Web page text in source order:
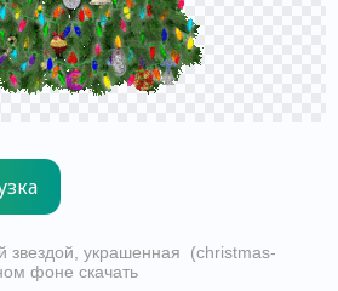
звездой, украшенная (christmas-
фоне скачать